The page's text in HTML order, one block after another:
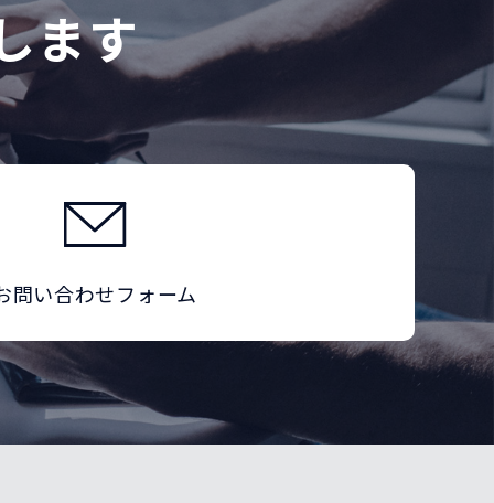
ます
問い合わせフォーム